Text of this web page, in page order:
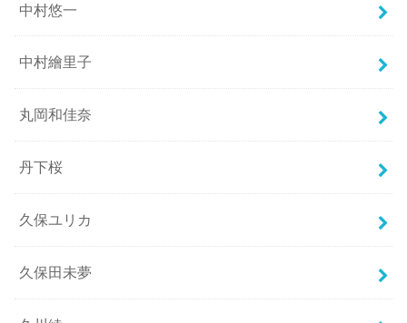
中村悠一
中村繪里子
丸岡和佳奈
丹下桜
久保ユリカ
久保田未夢